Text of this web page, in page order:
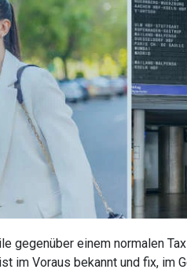
gegenüber einem normalen
im Voraus bekannt und fix, im